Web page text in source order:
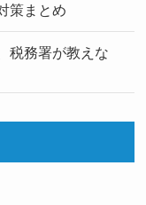
策まとめ
税務署が教えな